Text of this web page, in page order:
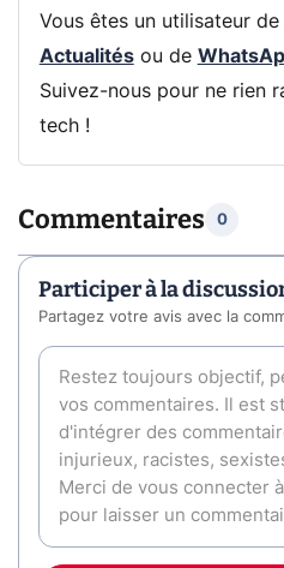
Vous êtes un utilisateur de
Actualitésou de
Suivez-nous pour ne rien
tech !
Commentaires 0
Participer à la
Partagez votre avis avec la